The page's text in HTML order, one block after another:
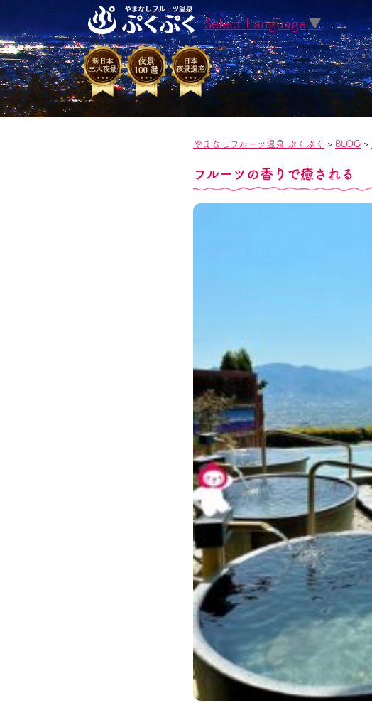
Select Language ▼
やまなしフルーツ温泉 ぷくぷく > BLOG >
フルーツの香りで癒される